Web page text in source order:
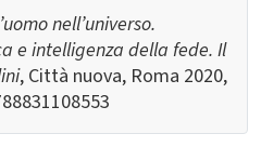
nell’universo.
e intelligenza della fede. Il
, Città nuova, Roma 2020,